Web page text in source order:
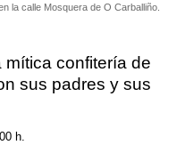
la calle Mosquera de O Carballiño.
mítica confitería de
sus padres y sus
h.